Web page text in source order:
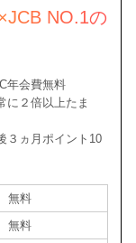
NO.1の
年会費無料
に２倍以上たま
３ヵ月ポイント10
無料
無料